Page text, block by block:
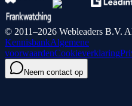
© 2011–2026 Webleaders B.V.
KennisbankAlgemene
voorwaardenCookieverklaring
Neem contact op